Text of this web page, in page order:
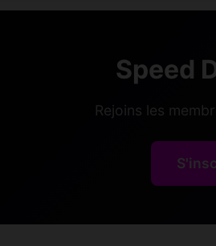
Speed
Rejoins les